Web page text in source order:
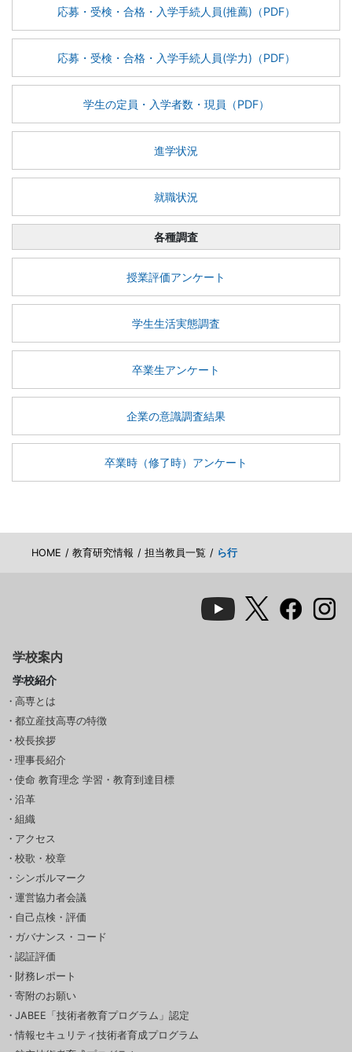
応募・受検・合格・入学手続人員(推薦)（PDF）
応募・受検・合格・入学手続人員(学力)（PDF）
学生の定員・入学者数・現員（PDF）
進学状況
就職状況
各種調査
授業評価アンケート
学生生活実態調査
卒業生アンケート
企業の意識調査結果
卒業時（修了時）アンケート
HOME 教育研究情報 担当教員一覧 ら行
学校案内
学校紹介
高専とは
都立産技高専の特徴
校長挨拶
理事長紹介
使命 教育理念 学習・教育到達目標
沿革
組織
アクセス
校歌・校章
シンボルマーク
運営協力者会議
自己点検・評価
ガバナンス・コード
認証評価
財務レポート
寄附のお願い
JABEE「技術者教育プログラム」認定
情報セキュリティ技術者育成プログラム